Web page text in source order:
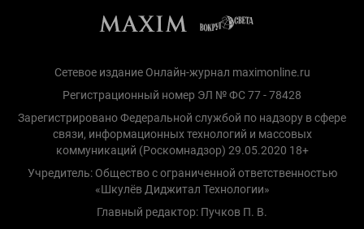
Сетевое издание Онлайн-журнал maximonline.ru
Регистрационный номер ЭЛ № ФС 77 - 78428
Зарегистрировано Федеральной службой по надзору в сфере
связи, информационных технологий и массовых
коммуникаций (Роскомнадзор) 29.05.2020 18+
Учредитель: Общество с ограниченной ответственностью
«Шкулёв Диджитал Технологии»
Главный редактор: Пучков П. В.